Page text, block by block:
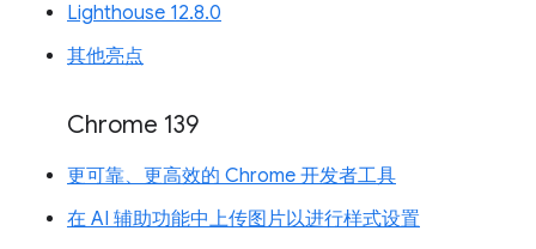
Lighthouse 12.8.0
其他亮点
Chrome 139
更可靠、更高效的 Chrome 开发者工具
在 AI 辅助功能中上传图片以进行样式设置